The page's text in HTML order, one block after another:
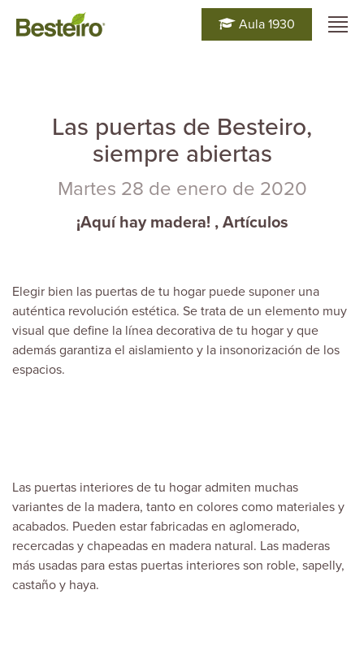
Aula 1930
Las puertas de Besteiro,
siempre abiertas
Martes 28 de enero de 2020
¡Aquí hay madera! , Artículos
Elegir bien las puertas de tu hogar puede suponer una
auténtica revolución estética. Se trata de un elemento muy
visual que define la línea decorativa de tu hogar y que
además garantiza el aislamiento y la insonorización de los
espacios.
Las puertas interiores de tu hogar admiten muchas
variantes de la madera, tanto en colores como materiales y
acabados. Pueden estar fabricadas en aglomerado,
recercadas y chapeadas en madera natural. Las maderas
más usadas para estas puertas interiores son roble, sapelly,
castaño y haya.